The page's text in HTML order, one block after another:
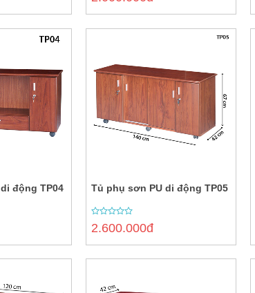
động TP04 Tủ phụ sơn PU di động TP05
0
out
2.600.000đ